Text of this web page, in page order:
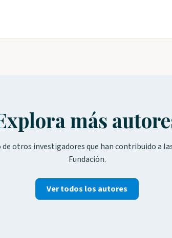
más
otros investigadores que han contribuido a
Fundación.
Ver todos los autores